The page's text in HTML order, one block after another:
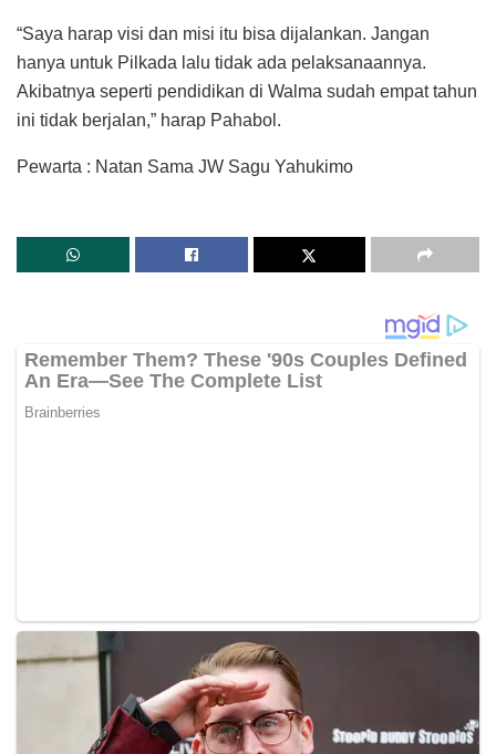
“Saya harap visi dan misi itu bisa dijalankan. Jangan
hanya untuk Pilkada lalu tidak ada pelaksanaannya.
Akibatnya seperti pendidikan di Walma sudah empat tahun
ini tidak berjalan,” harap Pahabol.
Pewarta : Natan Sama JW Sagu Yahukimo